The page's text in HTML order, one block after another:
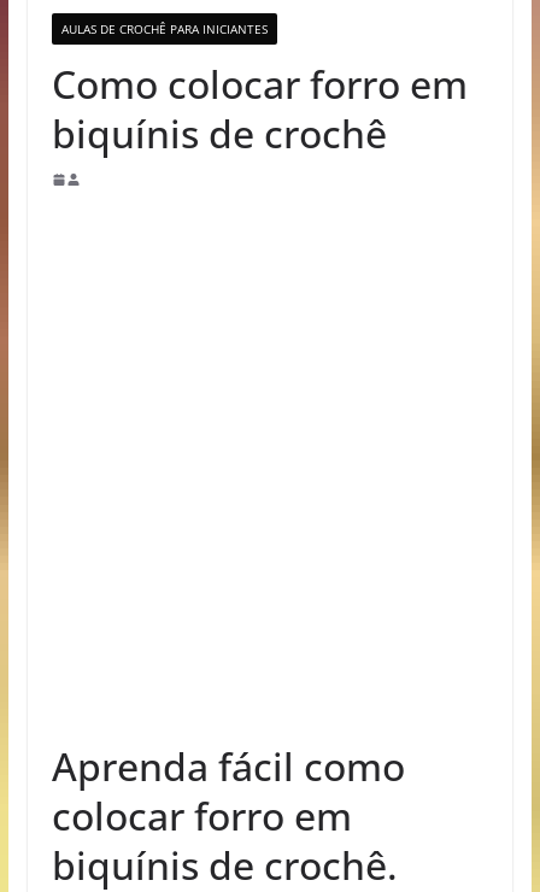
AULAS DE CROCHÊ PARA INICIANTES
Como colocar forro em
biquínis de crochê
Aprenda fácil como
colocar forro em
biquínis de crochê.